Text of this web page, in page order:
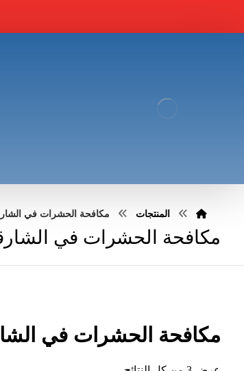
المنتجات مكافحة الحشرات في
مكافحة الحشرات في
مكافحة الحشرات في